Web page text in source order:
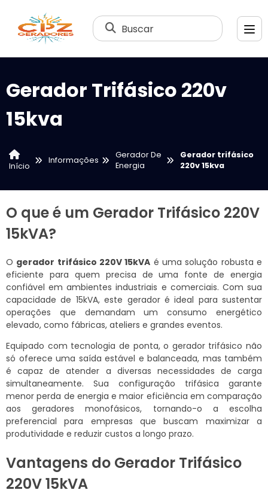
Buscar
Gerador Trifásico 220v
15kva
Início
Informações
Gerador De
Energia
Gerador trifásico
220v 15kva
O que é um Gerador Trifásico 220V
15kVA?
O gerador trifásico 220V 15kVA é uma solução robusta e
eficiente para quem precisa de uma fonte de energia
confiável em ambientes industriais e comerciais. Com sua
capacidade de 15kVA, este gerador é ideal para sustentar
operações que demandam um consumo energético
elevado, como fábricas, ateliers e grandes eventos.
Equipado com tecnologia de ponta, o gerador trifásico não
só oferece uma saída estável e balanceada, mas também
é capaz de atender a diversas necessidades de carga
simultaneamente. Sua configuração trifásica garante
menor perda de energia e maior eficiência em comparação
aos geradores monofásicos, tornando-o a escolha
preferencial para empresas que buscam maximizar a
produtividade e reduzir custos a longo prazo.
Vantagens do Gerador Trifásico
220V 15kVA